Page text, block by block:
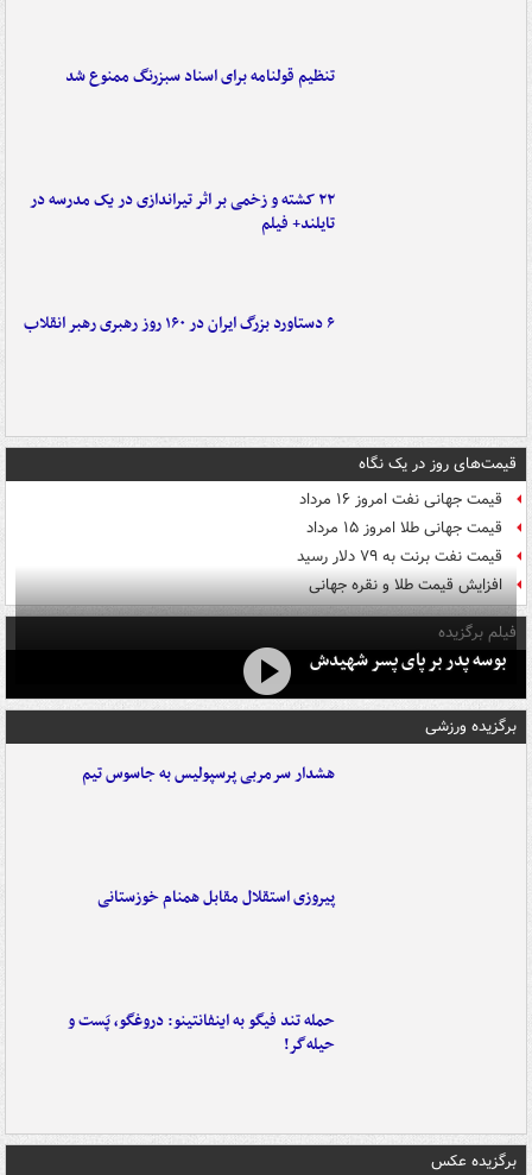
تنظیم قولنامه برای اسناد سبزرنگ ممنوع شد
۲۲ کشته و زخمی بر اثر تیراندازی در یک مدرسه در
تایلند+ فیلم
۶ دستاورد بزرگ ایران در ۱۶۰ روز رهبری رهبر انقلاب
قیمت‌های روز در یک نگاه
قیمت جهانی نفت امروز ۱۶ مرداد
قیمت جهانی طلا امروز ۱۵ مرداد
قیمت نفت برنت به ۷۹ دلار رسید
افزایش قیمت طلا و نقره جهانی
فیلم برگزیده
بوسه‌ پدر بر پای پسر شهیدش
برگزیده ورزشی
هشدار سرمربی پرسپولیس به جاسوس تیم
پیروزی استقلال مقابل همنام خوزستانی
حمله تند فیگو به اینفانتینو: دروغگو، پَست‌ و
حیله‌گر!
برگزیده عکس